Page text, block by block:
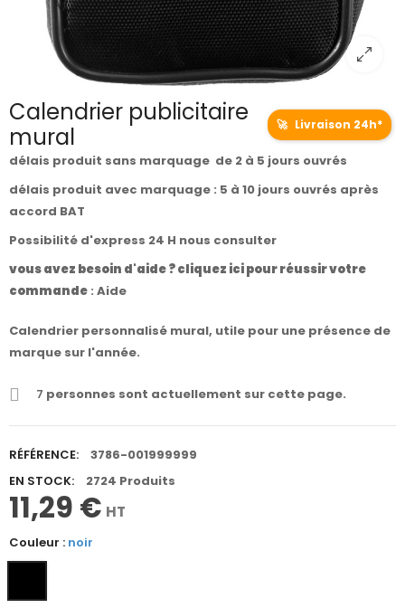
Calendrier publicitaire
mural
🚀 Livraison 24h*
délais produit sans marquage de 2 à 5 jours ouvrés
délais produit avec marquage : 5 à 10 jours ouvrés après
accord BAT
Possibilité d'express 24 H nous consulter
vous avez besoin d'aide ? cliquez ici pour réussir votre
commande : Aide
Calendrier personnalisé mural, utile pour une présence de
marque sur l'année.
7 personnes sont actuellement sur cette page.
RÉFÉRENCE:
3786-001999999
EN STOCK:
2724 Produits
11,29 € HT
Couleur : noir